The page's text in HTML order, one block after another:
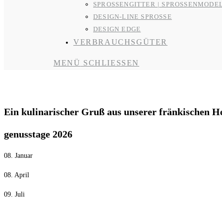
SPROSSENGITTER |
DESIGN-LINE SPROSSE
DESIGN EDGE
VERBRAUCHSGÜTER
MENÜ SCHLIESSEN
Ein kulinarischer Gruß aus unserer fränkischen
genusstage 2026
08. Januar
08. April
09. Juli